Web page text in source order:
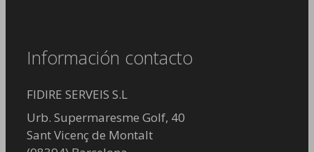
Información contacto
FIDIRE SERVEIS S.L
Urb. Supermaresme Golf, 40
Sant Vicenç de Montalt